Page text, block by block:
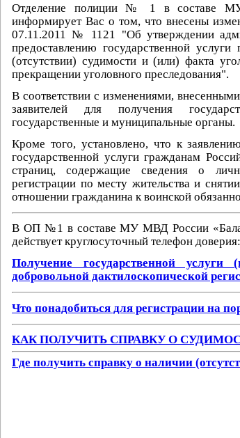
Отделение полиции № 1 в составе
информирует Вас о том, что внесены
07.11.2011 № 1121 "Об утверждении
предоставлению государственной
(отсутствии) судимости и (или) факта
прекращении уголовного преследования".
В соответствии с изменениями,
заявителей для получения
государственные и муниципальные органы.
Кроме того, установлено, что к
государственной услуги гражданам
страниц, содержащие сведения о
регистрации по месту жительства и
отношении гражданина к воинской
В ОП №1 в составе МУ МВД России
действует круглосуточный телефон
Получение государственной услуги
добровольной дактилоскопической
Что понадобиться для регистрации на
КАК ПОЛУЧИТЬ СПРАВКУ О
Где получить справку о наличии